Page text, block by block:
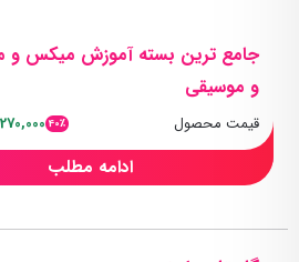
جامع ترین بسته آموزش میکس و
و موسیقی
قیمت محصول 40٪ 270,000
ادامه مطلب